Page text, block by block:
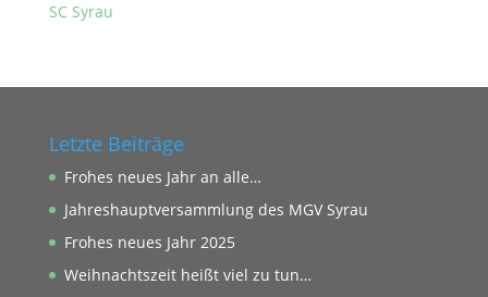
SC Syrau
Letzte Beiträge
Frohes neues Jahr an alle…
Jahreshauptversammlung des MGV Syrau
Frohes neues Jahr 2025
Weihnachtszeit heißt viel zu tun…